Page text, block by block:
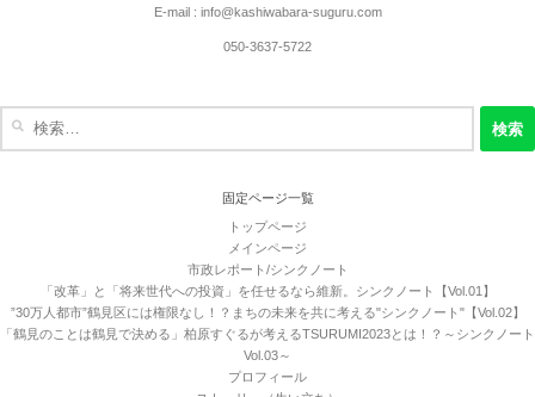
E-mail : info@kashiwabara-suguru.com
050-3637-5722
固定ページ一覧
トップページ
メインページ
市政レポート/シンクノート
「改革」と「将来世代への投資」を任せるなら維新。シンクノート【Vol.01】
”30万人都市”鶴見区には権限なし！？まちの未来を共に考える"シンクノート"【Vol.02】
「鶴見のことは鶴見で決める」柏原すぐるが考えるTSURUMI2023とは！？～シンクノート
Vol.03～
プロフィール